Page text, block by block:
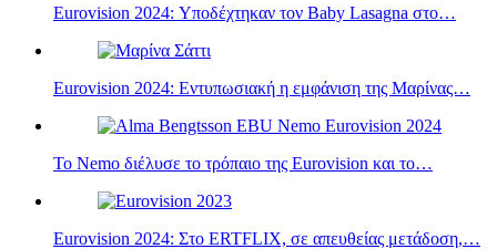
Eurovision 2024: Υποδέχτηκαν τον Baby Lasagna στο…
Eurovision 2024: Εντυπωσιακή η εμφάνιση της Μαρίνας…
Το Nemo διέλυσε το τρόπαιο της Eurovision και το…
Eurovision 2024: Στο ERTFLIX, σε απευθείας μετάδοση,…